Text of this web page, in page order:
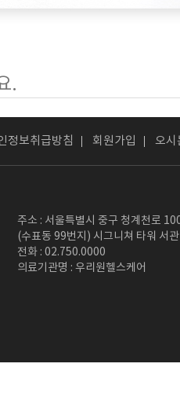
정보취급방침 회원가입 오시
주소 : 서울특별시 중구 청계천로
(수표동 99번지) 시그니쳐 타워 서
전화 : 02.750.0000
의료기관명 : 우리원헬스케어